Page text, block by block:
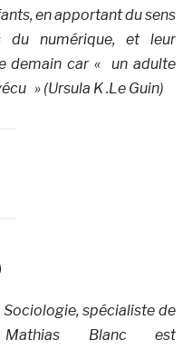
en apportant du sens
du numérique, et leur
demain car « un adulte
» (Ursula K .Le Guin)
Sociologie, spécialiste de
Mathias Blanc est